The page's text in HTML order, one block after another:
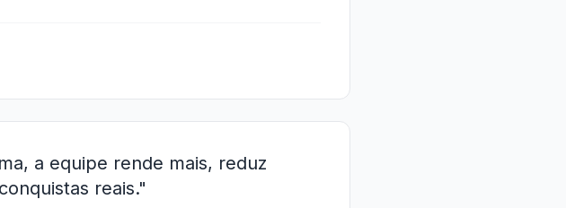
a equipe rende mais, reduz
reais."